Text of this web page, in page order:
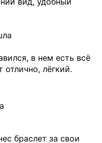
в нем есть всё
лёгкий.
браслет за свои